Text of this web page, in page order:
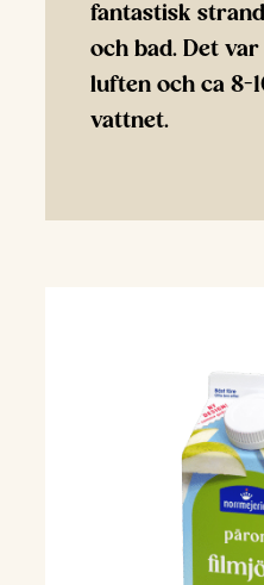
fantastisk
och bad. Det
luften och ca 8-
vattnet.